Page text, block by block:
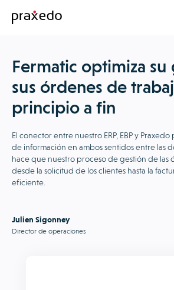
Fermatic optimiza
sus órdenes de
principio a fin
El conector entre nuestro ERP, EBP y
de información en ambos sentidos entre las
hace que nuestro proceso de gestión de las
desde la solicitud de los clientes hasta la
eficiente.
Julien Sigonney
Director de operaciones